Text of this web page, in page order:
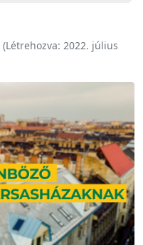
(Létrehozva: 2022. július